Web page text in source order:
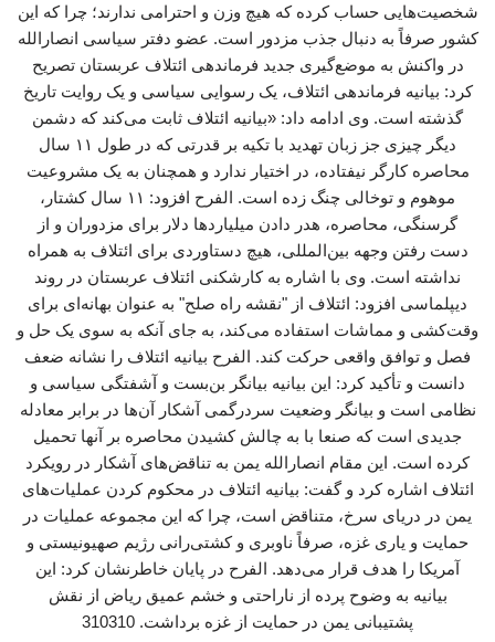
شخصیت‌هایی حساب کرده که هیچ وزن و احترامی ندارند؛ چرا که این
کشور صرفاً به دنبال جذب مزدور است. عضو دفتر سیاسی انصارالله
در واکنش به موضع‌گیری جدید فرماندهی ائتلاف عربستان تصریح
کرد: بیانیه فرماندهی ائتلاف، یک رسوایی سیاسی و یک روایت تاریخ
گذشته است. وی ادامه داد: «بیانیه ائتلاف ثابت می‌کند که دشمن
دیگر چیزی جز زبان تهدید با تکیه بر قدرتی که در طول ۱۱ سال
محاصره کارگر نیفتاده، در اختیار ندارد و همچنان به یک مشروعیت
موهوم و توخالی چنگ زده است. الفرح افزود: ۱۱ سال کشتار،
گرسنگی، محاصره، هدر دادن میلیاردها دلار برای مزدوران و از
دست رفتن وجهه بین‌المللی، هیچ دستاوردی برای ائتلاف به همراه
نداشته است. وی با اشاره به کارشکنی ائتلاف عربستان در روند
دیپلماسی افزود: ائتلاف از "نقشه راه صلح" به عنوان بهانه‌ای برای
وقت‌کشی و مماشات استفاده می‌کند، به جای آنکه به سوی یک حل و
فصل و توافق واقعی حرکت کند. الفرح بیانیه ائتلاف را نشانه ضعف
دانست و تأکید کرد: این بیانیه بیانگر بن‌بست و آشفتگی سیاسی و
نظامی است و بیانگر وضعیت سردرگمی آشکار آن‌ها در برابر معادله
جدیدی است که صنعا با به چالش کشیدن محاصره بر آنها تحمیل
کرده است. این مقام انصارالله یمن به تناقض‌های آشکار در رویکرد
ائتلاف اشاره کرد و گفت: بیانیه ائتلاف در محکوم کردن عملیات‌های
یمن در دریای سرخ، متناقض است، چرا که این مجموعه عملیات‌ در
حمایت و یاری غزه، صرفاً ناوبری و کشتی‌رانی رژیم صهیونیستی و
آمریکا را هدف قرار می‌دهد. الفرح در پایان خاطرنشان کرد: این
بیانیه به وضوح پرده از ناراحتی و خشم عمیق ریاض از نقش
پشتیبانی یمن در حمایت از غزه برداشت. 310310